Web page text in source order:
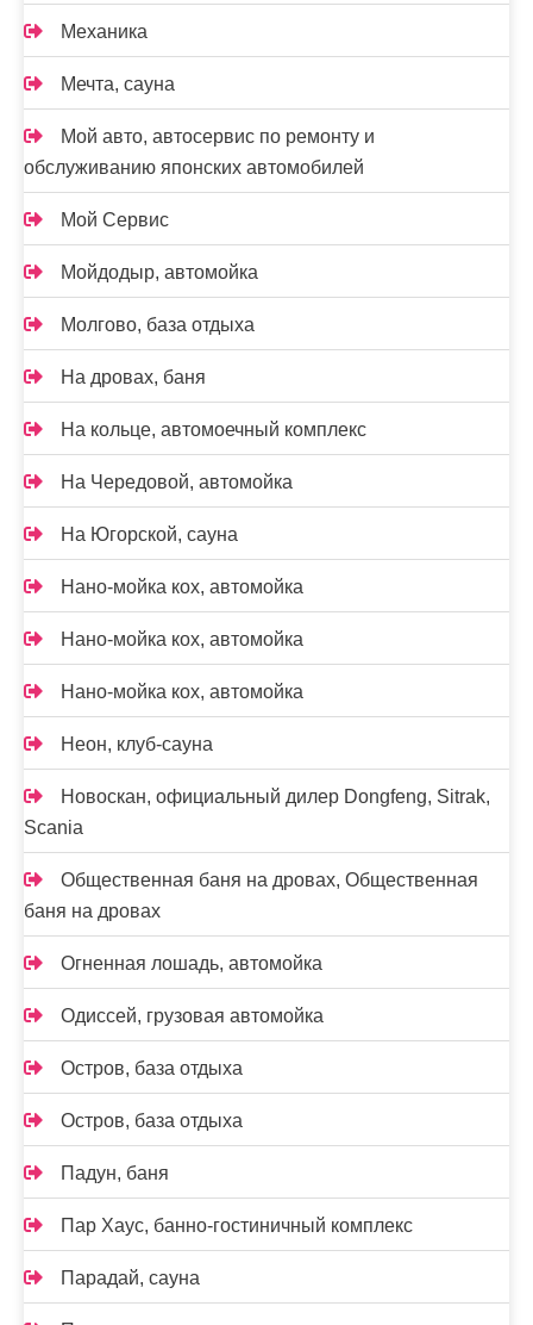
Механика
Мечта, сауна
Мой авто, автосервис по ремонту и
обслуживанию японских автомобилей
Мой Сервис
Мойдодыр, автомойка
Молгово, база отдыха
На дровах, баня
На кольце, автомоечный комплекс
На Чередовой, автомойка
На Югорской, сауна
Нано-мойка кох, автомойка
Нано-мойка кох, автомойка
Нано-мойка кох, автомойка
Неон, клуб-сауна
Новоcкан, официальный дилер Dongfeng, Sitrak,
Scania
Общественная баня на дровах, Общественная
баня на дровах
Огненная лошадь, автомойка
Одиссей, грузовая автомойка
Остров, база отдыха
Остров, база отдыха
Падун, баня
Пар Хаус, банно-гостиничный комплекс
Парадай, сауна